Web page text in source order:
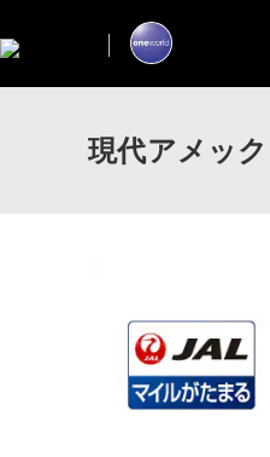
現代アメッ